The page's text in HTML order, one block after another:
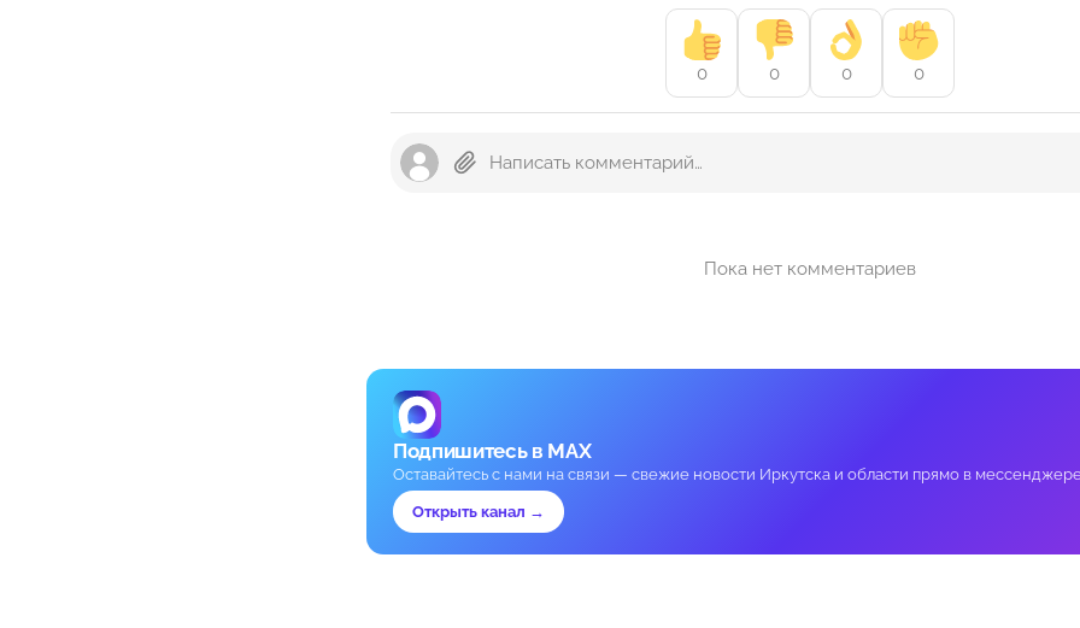
0 0 0 0
Пока нет комментариев
Подпишитесь в MAX
Оставайтесь с нами на связи — свежие новости Иркутска и области прямо в
Открыть канал →